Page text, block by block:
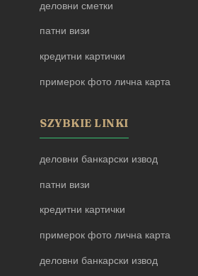
деловни сметки
патни визи
кредитни картички
примерок фото лична карта
SZYBKIE LINKI
деловни банкарски извод
патни визи
кредитни картички
примерок фото лична карта
деловни банкарски извод